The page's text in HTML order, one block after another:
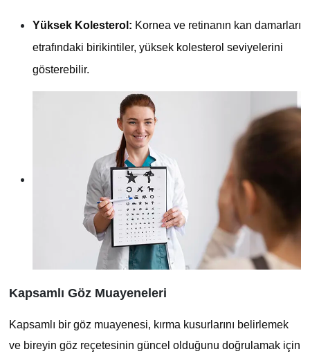
Yüksek Kolesterol: Kornea ve retinanın kan damarları
etrafındaki birikintiler, yüksek kolesterol seviyelerini
gösterebilir.
Kapsamlı Göz Muayeneleri
Kapsamlı bir göz muayenesi, kırma kusurlarını belirlemek
ve bireyin göz reçetesinin güncel olduğunu doğrulamak için